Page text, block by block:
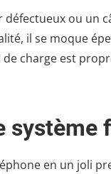
défectueux ou un
il se moque
charge est
système
en un joli